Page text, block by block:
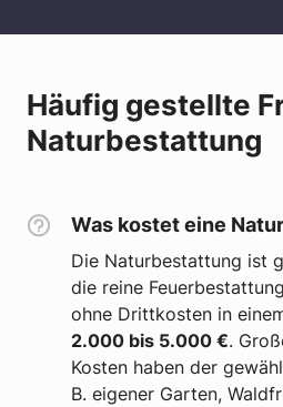
Häufig gestellte
Naturbestattung
Was kostet eine
Die Naturbestattung ist
die reine
ohne Drittkosten in
2.000 bis 5.000 €.
Kosten haben der
B. eigener Garten,